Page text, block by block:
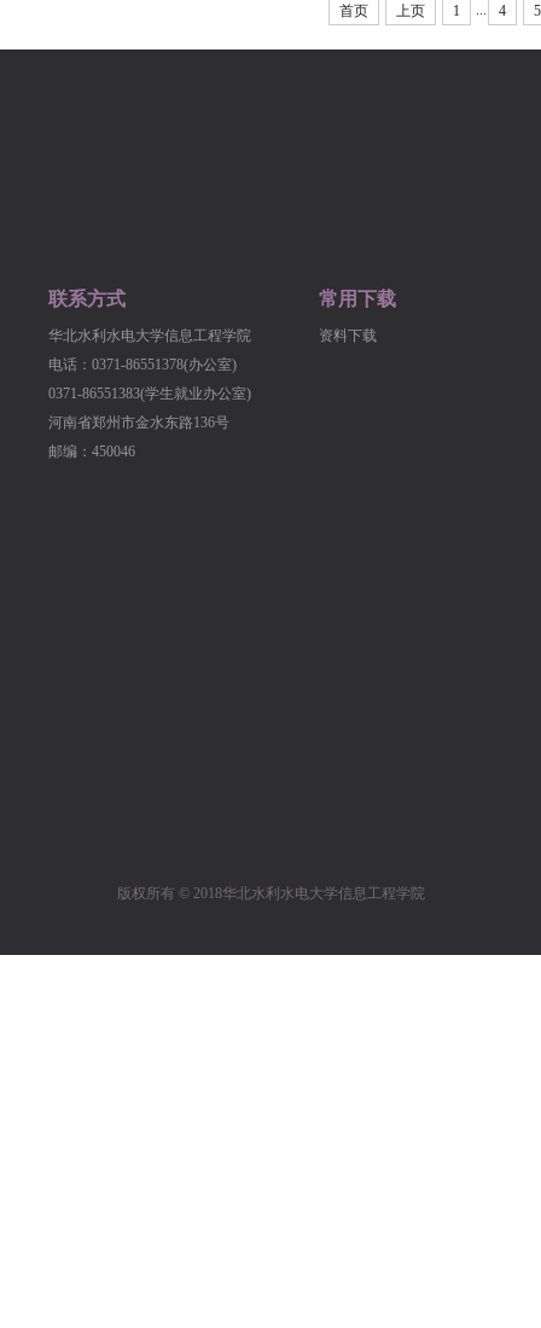
首页 上页 1 4 5
联系方式
华北水利水电大学信息工程学院
电话：0371-86551378(办公室)
0371-86551383(学生就业办公室)
河南省郑州市金水东路136号
邮编：450046
常用下载
资料下载
版权所有 © 2018华北水利水电大学信息工程学院